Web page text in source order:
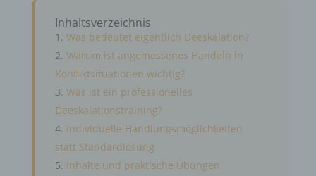
Inhaltsverzeichnis
Was bedeutet eigentlich Deeskalation?
Warum ist angemessenes Handeln in
Konfliktsituationen wichtig?
Was ist ein professionelles
Deeskalationstraining?
Individuelle Handlungsmöglichkeiten
statt Standardlösung
Inhalte und praktische Übungen